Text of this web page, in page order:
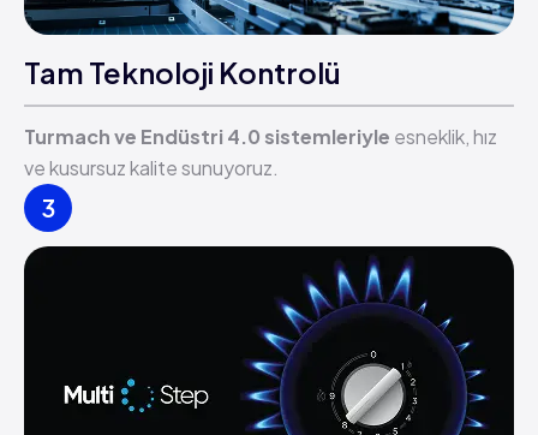
Tam Teknoloji Kontrolü
Turmach ve Endüstri 4.0 sistemleriyle esneklik, hız
ve kusursuz kalite sunuyoruz.